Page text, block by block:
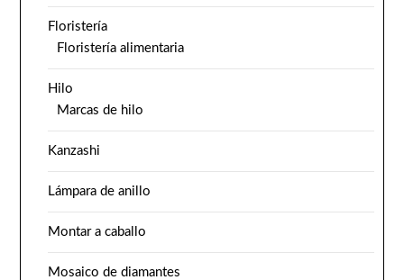
Floristería
Floristería alimentaria
Hilo
Marcas de hilo
Kanzashi
Lámpara de anillo
Montar a caballo
Mosaico de diamantes